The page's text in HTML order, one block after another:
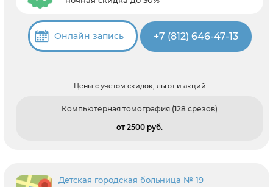
Онлайн запись +7 (812) 646-47-13
Цены с учетом скидок, льгот и акций
Компьютерная томография (128 срезов)
от 2500 pуб.
Детская городская больница № 19